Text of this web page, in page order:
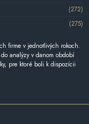
(272)
(275)
firme v jednotlivých rokoch.
analýzy v danom období
pre ktoré boli k dispozícii